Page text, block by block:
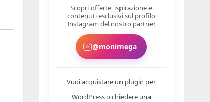
Scopri offerte, ispirazione e
contenuti esclusivi sul profilo
Instagram del nostro partner
@monimega_
Vuoi acquistare un plugin per
WordPress o chiedere una